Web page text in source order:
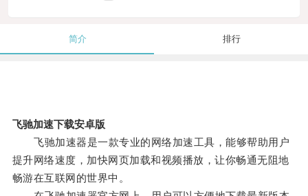
简介 排行
飞驰加速下载安卓版
飞驰加速器是一款专业的网络加速工具，能够帮助用户
提升网络速度，加快网页加载和视频播放，让你畅通无阻地
畅游在互联网的世界中。